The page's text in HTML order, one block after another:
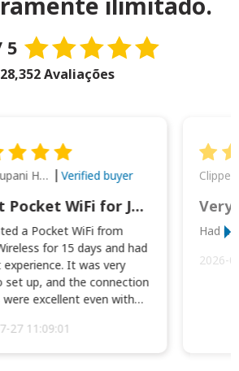
5
28,352 Avaliações
Whanaupani Henry Joseph Macown Verified buyer
Great Pocket WiFi for Japan Travel
a Pocket WiFi from
for 15 days and had
experience. It was very
set up, and the connection
were excellent even with
27 11:09:01
Very
Had
2026-